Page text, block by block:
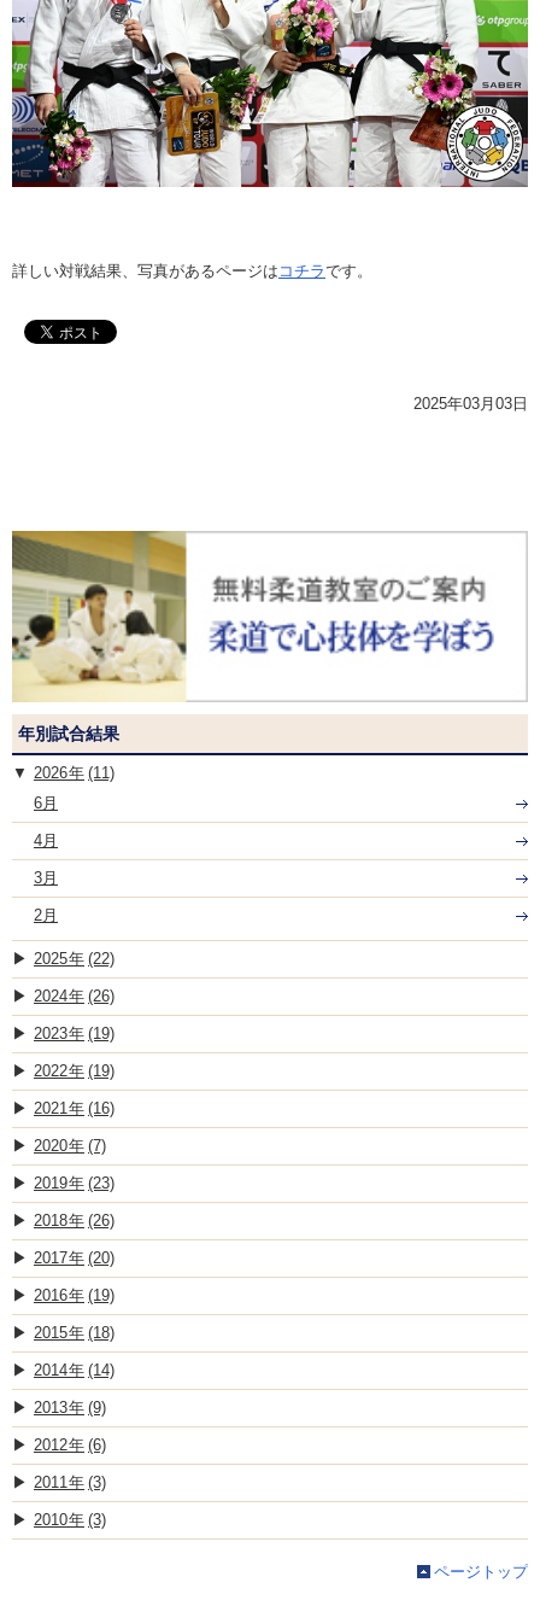
詳しい対戦結果、写真があるページは コチラです。
2025年03月03日
年別試合結果
2026
(11)
6月
4月
3月
2月
2025 (22)
2024 (26)
2023 (19)
2022 (19)
2021 (16)
2020 (7)
2019 (23)
2018 (26)
2017 (20)
2016 (19)
2015 (18)
2014 (14)
2013 (9)
2012 (6)
2011 (3)
2010 (3)
ページトップ